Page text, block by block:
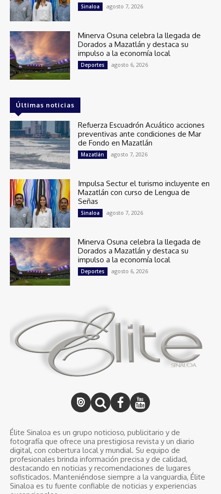
Sinaloa agosto 7, 2026
Minerva Osuna celebra la llegada de
Dorados a Mazatlán y destaca su
impulso a la economía local
Deportes agosto 6, 2026
Últimas noticias
Refuerza Escuadrón Acuático acciones
preventivas ante condiciones de Mar
de Fondo en Mazatlán
Mazatlán agosto 7, 2026
Impulsa Sectur el turismo incluyente en
Mazatlán con curso de Lengua de
Señas
Sinaloa agosto 7, 2026
Minerva Osuna celebra la llegada de
Dorados a Mazatlán y destaca su
impulso a la economía local
Deportes agosto 6, 2026
Élite Sinaloa es un grupo noticioso, publicitario y de
fotografía que ofrece una prestigiosa revista y un diario
digital, con cobertura local y mundial. Su equipo de
profesionales brinda información precisa y de calidad,
destacando en noticias y recomendaciones de lugares
sofisticados. Manteniéndose siempre a la vanguardia, Élite
Sinaloa es tu fuente confiable de noticias y experiencias